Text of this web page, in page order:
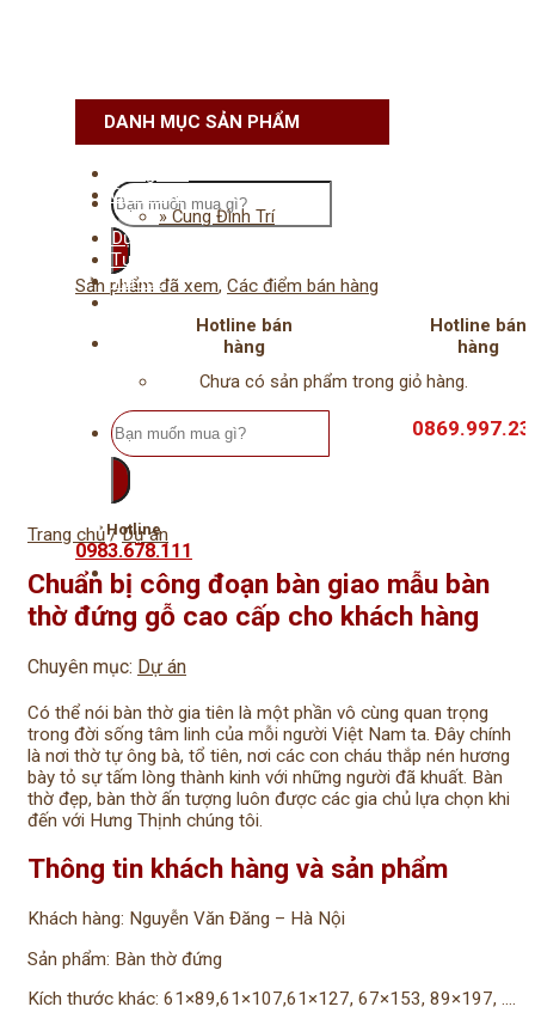
Tìm
kiếm:
Sản phẩm đã xem, Các điểm bán hàng
Hotline bán
hàng
0983.678.111
Hotline bán
hàng
Hotline
0983.678.111
DANH MỤC SẢN PHẨM
Giới thiệu
» Cung Đình Trí
Dự án
Tư vấn
Tin tức
Chưa có sản phẩm trong giỏ hàng.
Tìm
kiếm:
Trang chủ/Dự án
Chuẩn bị công đoạn bàn giao mẫu bàn
thờ đứng gỗ cao cấp cho khách hàng
Chuyên mục: Dự án
Có thể nói bàn thờ gia tiên là một phần vô cùng quan trọng
trong đời sống tâm linh của mỗi người Việt Nam ta. Đây chính
là nơi thờ tự ông bà, tổ tiên, nơi các con cháu thắp nén hương
bày tỏ sự tấm lòng thành kinh với những người đã khuất. Bàn
thờ đẹp, bàn thờ ấn tượng luôn được các gia chủ lựa chọn khi
đến với Hưng Thịnh chúng tôi.
Thông tin khách hàng và sản phẩm
Khách hàng: Nguyễn Văn Đăng – Hà Nội
Sản phẩm: Bàn thờ đứng
Kích thước khác: 61×89,61×107,61×127, 67×153, 89×197, ….